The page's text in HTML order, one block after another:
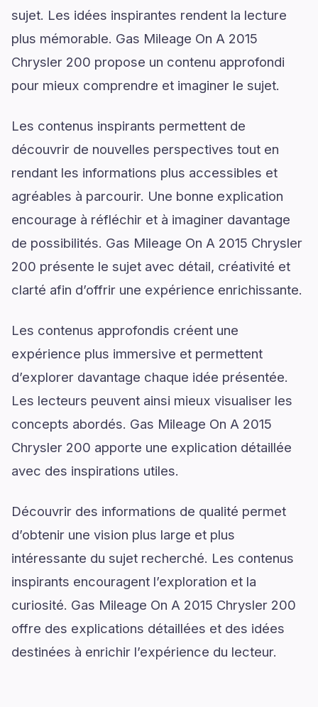
sujet. Les idées inspirantes rendent la lecture
plus mémorable. Gas Mileage On A 2015
Chrysler 200 propose un contenu approfondi
pour mieux comprendre et imaginer le sujet.
Les contenus inspirants permettent de
découvrir de nouvelles perspectives tout en
rendant les informations plus accessibles et
agréables à parcourir. Une bonne explication
encourage à réfléchir et à imaginer davantage
de possibilités. Gas Mileage On A 2015 Chrysler
200 présente le sujet avec détail, créativité et
clarté afin d’offrir une expérience enrichissante.
Les contenus approfondis créent une
expérience plus immersive et permettent
d’explorer davantage chaque idée présentée.
Les lecteurs peuvent ainsi mieux visualiser les
concepts abordés. Gas Mileage On A 2015
Chrysler 200 apporte une explication détaillée
avec des inspirations utiles.
Découvrir des informations de qualité permet
d’obtenir une vision plus large et plus
intéressante du sujet recherché. Les contenus
inspirants encouragent l’exploration et la
curiosité. Gas Mileage On A 2015 Chrysler 200
offre des explications détaillées et des idées
destinées à enrichir l’expérience du lecteur.